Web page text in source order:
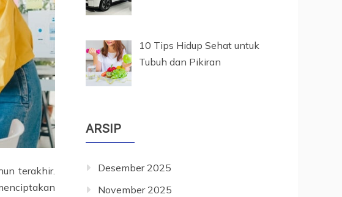
terakhir.
10 Tips Hidup Sehat untuk
Tubuh dan Pikiran
ARSIP
Desember 2025
November 2025